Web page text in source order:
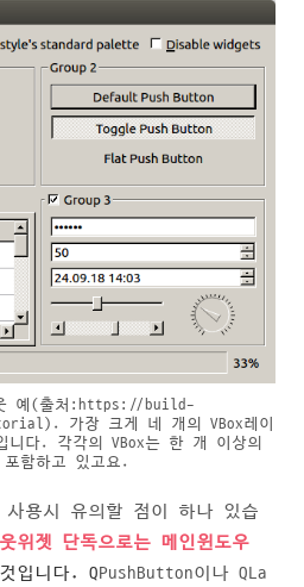
예(출처:https://build-
가장 크게 네 개의 VBox레이
니다. 각각의 VBox는 한 개 이상의
포함하고 있고요.
사용시 유의할 점이 하나 있습
위젯 단독으로는 메인윈도우
입니다. QPushButton이나 QLa